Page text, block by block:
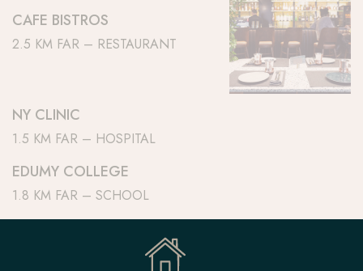
CAFE BISTROS
2.5 KM FAR – RESTAURANT
NY CLINIC
1.5 KM FAR – HOSPITAL
EDUMY COLLEGE
1.8 KM FAR – SCHOOL